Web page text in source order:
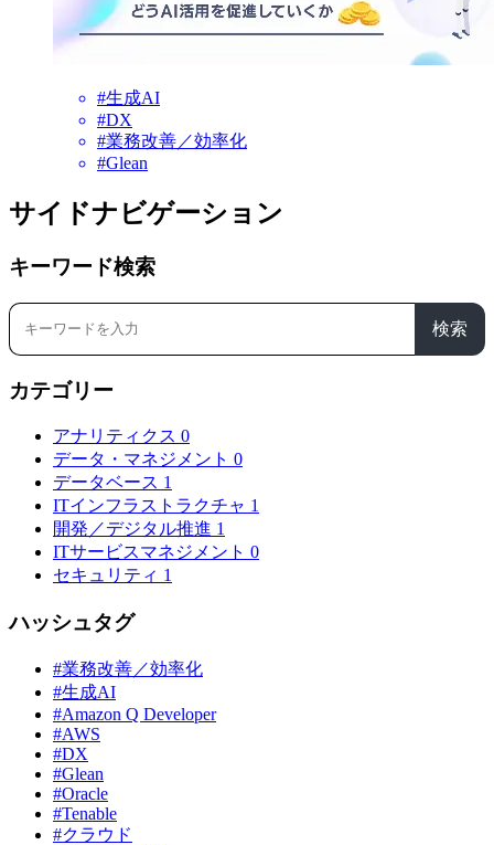
#生成AI
#DX
#業務改善／効率化
#Glean
サイドナビゲーション
キーワード検索
検索
カテゴリー
アナリティクス 0
データ・マネジメント 0
データベース 1
ITインフラストラクチャ 1
開発／デジタル推進 1
ITサービスマネジメント 0
セキュリティ 1
ハッシュタグ
#業務改善／効率化
#生成AI
#Amazon Q Developer
#AWS
#DX
#Glean
#Oracle
#Tenable
#クラウド